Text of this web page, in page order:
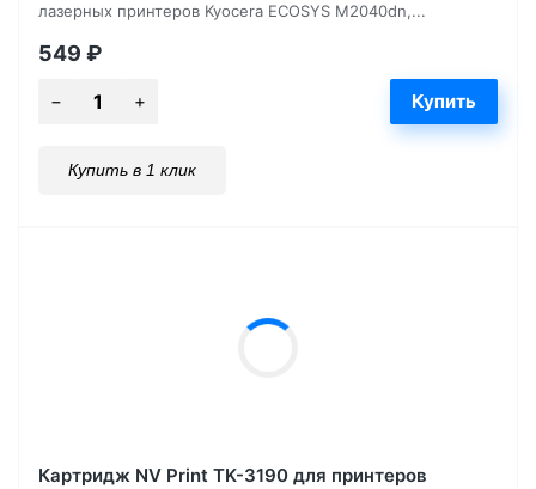
лазерных принтеров Kyocera ECOSYS M2040dn,...
549 ₽
Купить в 1 клик
Картридж NV Print TK-3190 для принтеров